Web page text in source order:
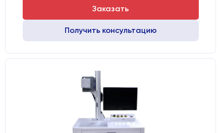
Заказать
Получить консультацию